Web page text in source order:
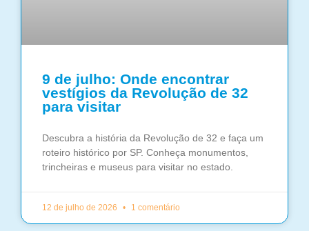
9 de julho: Onde encontrar
vestígios da Revolução de 32
para visitar
Descubra a história da Revolução de 32 e faça um
roteiro histórico por SP. Conheça monumentos,
trincheiras e museus para visitar no estado.
12 de julho de 2026 1 comentário